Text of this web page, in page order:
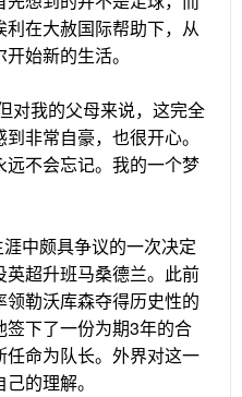
在大赦国际帮助下，从
始新的生活。
对我的父母来说，这完全
非常自豪，也很开心。
不会忘记。我的一个梦
中颇具争议的一次决定
超升班马桑德兰。此前
勒沃库森夺得历史性的
下了一份为期3年的合
命为队长。外界对这一
的理解。